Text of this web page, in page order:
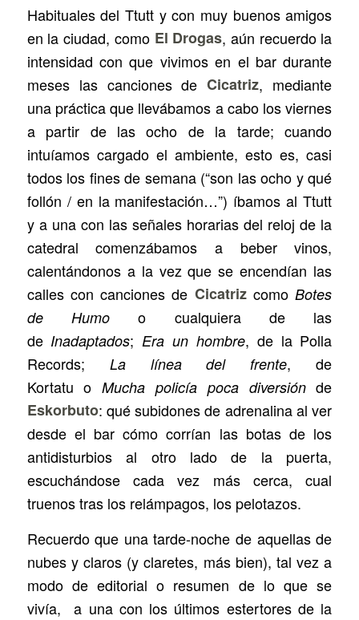
Habituales del Ttutt y con muy buenos amigos
en la ciudad, como El Drogas, aún recuerdo la
intensidad con que vivimos en el bar durante
meses las canciones deCicatriz, mediante
una práctica que llevábamos a cabo los viernes
a partir de las ocho de la tarde; cuando
intuíamos cargado el ambiente, esto es, casi
todos los fines de semana (“son las ocho y qué
follón / en la manifestación…”) íbamos al Ttutt
y a una con las señales horarias del reloj de la
catedral comenzábamos a beber vinos,
calentándonos a la vez que se encendían las
calles con canciones de CicatrizcomoBotes
de Humoo cualquiera de las
de Inadaptados; Era un hombre, de la Polla
Records; La línea del frente, de
Kortatu oMucha policía poca diversiónde
Eskorbuto: qué subidones de adrenalina al ver
desde el bar cómo corrían las botas de los
antidisturbios al otro lado de la puerta,
escuchándose cada vez más cerca, cual
truenos tras los relámpagos, los pelotazos.
Recuerdo que una tarde-noche de aquellas de
nubes y claros (y claretes, más bien), tal vez a
modo de editorial o resumen de lo que se
vivía, a una con los últimos estertores de la